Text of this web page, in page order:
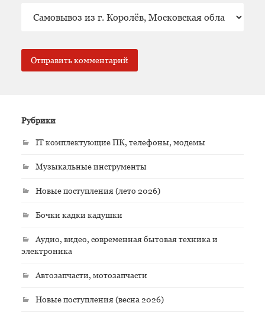
Рубрики
IT комплектующие ПК, телефоны, модемы
Музыкальные инструменты
Новые поступления (лето 2026)
Бочки кадки кадушки
Аудио, видео, современная бытовая техника и
электроника
Автозапчасти, мотозапчасти
Новые поступления (весна 2026)